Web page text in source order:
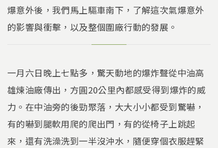
爆意外後，我們馬上驅車南下，了解這次氣爆意外
的影響與衝擊，以及整個圍廠行動的發展。
一月六日晚上七點多，驚天動地的爆炸聲從中油高
雄煉油廠傳出，方圓20公里內都感受得到爆炸的威
力。在中油旁的後勁聚落，大大小小都受到驚嚇，
有的嚇到腿軟用爬的爬出門，有的從椅子上跳起
來，還有洗澡洗到一半沒沖水，隨便穿個衣服趕緊